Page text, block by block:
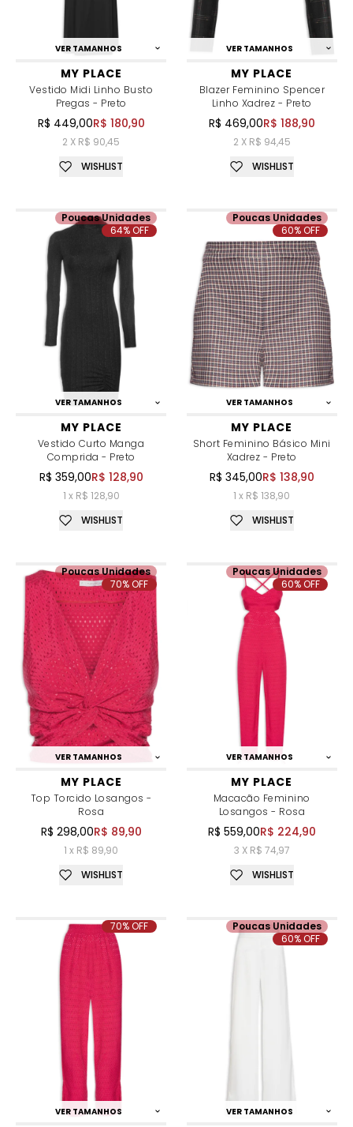
VER TAMANHOS
MY PLACE
Vestido Midi Linho Busto
Pregas - Preto
R$ 449,00R$ 180,90
2 X R$ 90,45
WISHLIST
VER TAMANHOS
MY PLACE
Blazer Feminino Spencer
Linho Xadrez - Preto
R$ 469,00R$ 188,90
2 X R$ 94,45
WISHLIST
VER TAMANHOS
MY PLACE
Vestido Curto Manga
Comprida - Preto
R$ 359,00R$ 128,90
1 x R$ 128,90
Poucas Unidades
64% OFF
WISHLIST
VER TAMANHOS
MY PLACE
Short Feminino Básico Mini
Xadrez - Preto
R$ 345,00R$ 138,90
1 x R$ 138,90
Poucas Unidades
60% OFF
WISHLIST
VER TAMANHOS
MY PLACE
Top Torcido Losangos -
Rosa
R$ 298,00R$ 89,90
1 x R$ 89,90
Poucas Unidades
70% OFF
WISHLIST
VER TAMANHOS
MY PLACE
Macacão Feminino
Losangos - Rosa
R$ 559,00R$ 224,90
3 X R$ 74,97
Poucas Unidades
60% OFF
WISHLIST
VER TAMANHOS
70% OFF
VER TAMANHOS
Poucas Unidades
60% OFF